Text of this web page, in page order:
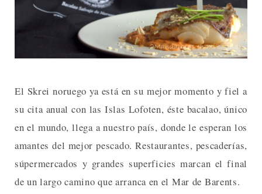
El Skrei noruego ya está en su mejor momento y fiel a
su cita anual con las Islas Lofoten, éste bacalao, único
en el mundo, llega a nuestro país, donde le esperan los
amantes del mejor pescado. Restaurantes, pescaderías,
súpermercados y grandes superficies marcan el final
de un largo camino que arranca en el Mar de Barents.